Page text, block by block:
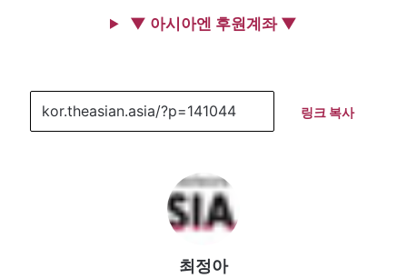
▼ 아시아엔 후원계좌 ▼
링크 복사
최정아